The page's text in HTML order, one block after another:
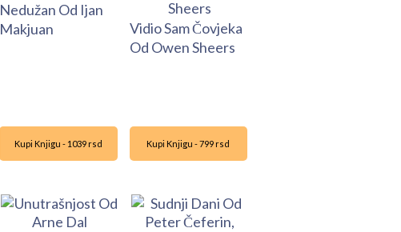
Nedužan Od Ijan
Makjuan
Vidio Sam Čovjeka
Od Owen Sheers
Kupi Knjigu - 1039 rsd Kupi Knjigu - 799 rsd